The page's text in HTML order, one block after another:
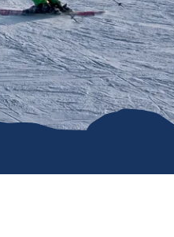
Rathaus
Ruhpolding